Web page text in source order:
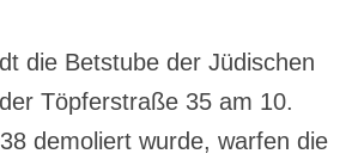
die Betstube der Jüdischen
Töpferstraße 35 am 10.
demoliert wurde, warfen die